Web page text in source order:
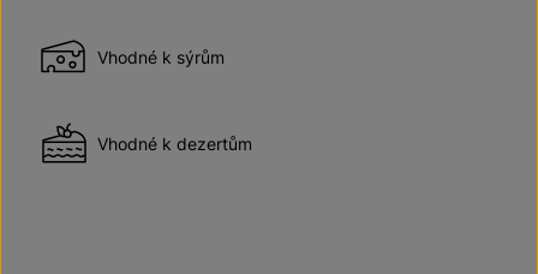
Vhodné k sýrům
Vhodné k dezertům